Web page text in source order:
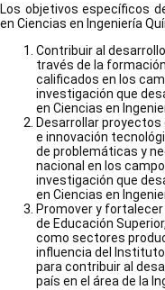
Los objetivos específicos
en Ciencias en Ingeniería
Contribuir al
través de la
calificados en los
investigación que
en Ciencias en
Desarrollar
e innovación
de problemáticas y
nacional en los
investigación que
en Ciencias en
Promover y
de Educación
como sectores
influencia del
para contribuir al
país en el área de la